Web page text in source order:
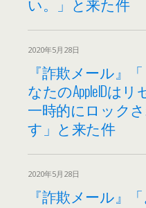
2020年5月28日
『詐欺メール』
なたのAppleIDはリ
一時的にロック
す」と来た件
2020年5月28日
『詐欺メール』